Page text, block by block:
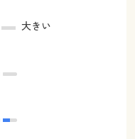
大きい